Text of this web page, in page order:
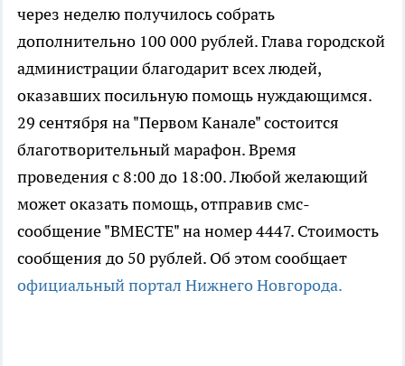
через неделю получилось собрать
дополнительно 100 000 рублей. Глава городской
администрации благодарит всех людей,
оказавших посильную помощь нуждающимся.
29 сентября на "Первом Канале" состоится
благотворительный марафон. Время
проведения с 8:00 до 18:00. Любой желающий
может оказать помощь, отправив смс-
сообщение "ВМЕСТЕ" на номер 4447. Стоимость
сообщения до 50 рублей. Об этом сообщает
официальный портал Нижнего Новгорода.